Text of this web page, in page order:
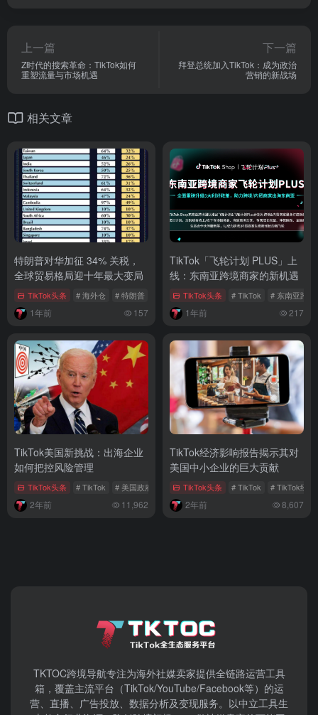
上一篇
Z时代的搜索革命：TikTok如何
重塑流量与市场机遇
下一篇
拜登总统加入TikTok：成为政治
营销的新战场
相关文章
特朗普对华加征 34% 关税，
全球贸易格局迎十年最大变局
TikTok头条 # 海外仓 # 特朗普 # 中美贸易战
1年前 157
TikTok「飞轮计划 PLUS」上
线：东南亚跨境商家的新机遇​
TikTok头条 # TikTok # 东南亚跨境
1年前 217
TikTok美国新挑战：出海企业
如何把控风险管理
TikTok头条 # TikTok # 美国政府 # 出海企业
2年前 11,962
TikTok经济影响报告揭示其对
美国中小企业的巨大贡献
TikTok头条 # TikTok # TikTok经济
2年前 8,607
TKTOC跨境导航​专注为海外社媒卖家提供全链路运营工具
箱，覆盖主流平台（TikTok/YouTube/Facebook等）​的运
营、直播、广告投放、数据分析及变现服务。以中立工具生